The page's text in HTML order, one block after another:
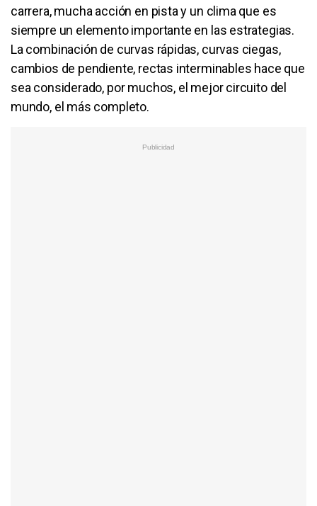
carrera, mucha acción en pista y un clima que es
siempre un elemento importante en las estrategias.
La combinación de curvas rápidas, curvas ciegas,
cambios de pendiente, rectas interminables hace que
sea considerado, por muchos, el mejor circuito del
mundo, el más completo.